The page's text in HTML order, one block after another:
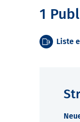
1
Liste